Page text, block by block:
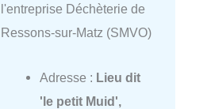
l'entreprise Déchèterie de
Ressons-sur-Matz (SMVO)
Adresse : Lieu dit
'le petit Muid',